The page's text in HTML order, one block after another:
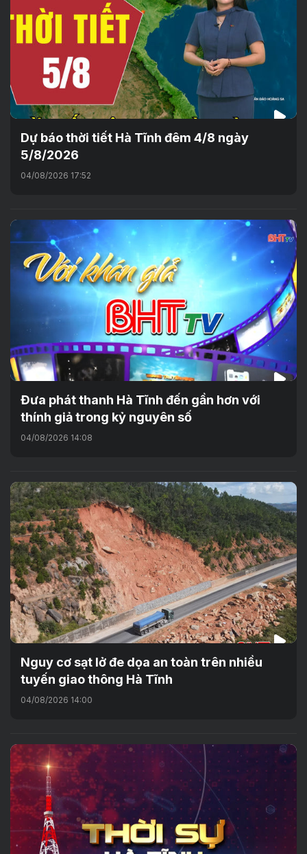
Dự báo thời tiết Hà Tĩnh đêm 4/8 ngày
5/8/2026
04/08/2026 17:52
Đưa phát thanh Hà Tĩnh đến gần hơn với
thính giả trong kỷ nguyên số
04/08/2026 14:08
Nguy cơ sạt lở đe dọa an toàn trên nhiều
tuyến giao thông Hà Tĩnh
04/08/2026 14:00